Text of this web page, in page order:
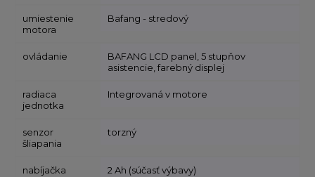
umiestenie
motora
Bafang - stredový
ovládanie
BAFANG LCD panel, 5 stupňov
asistencie, farebný displej
radiaca
jednotka
Integrovaná v motore
senzor
šliapania
torzný
nabíjačka 2 Ah (súčasť výbavy)